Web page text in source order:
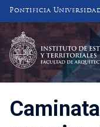
Pontificia
INSTITUTO DE
Y
FACULTAD DE